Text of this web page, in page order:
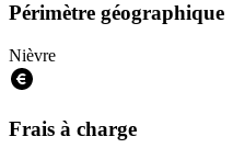
Périmètre géographique
Nièvre
Frais à charge